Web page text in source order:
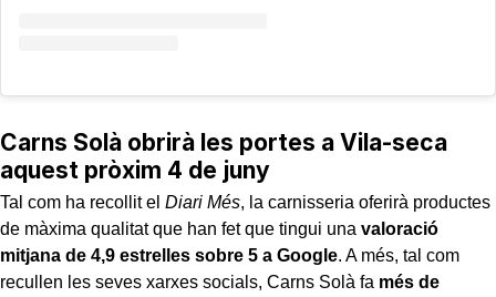
Carns Solà obrirà les portes a Vila-seca
aquest pròxim 4 de juny
Tal com ha recollit el Diari Més, la carnisseria oferirà productes
de màxima qualitat que han fet que tingui una valoració
mitjana de 4,9 estrelles sobre 5 a Google. A més, tal com
recullen les seves xarxes socials, Carns Solà fa més de